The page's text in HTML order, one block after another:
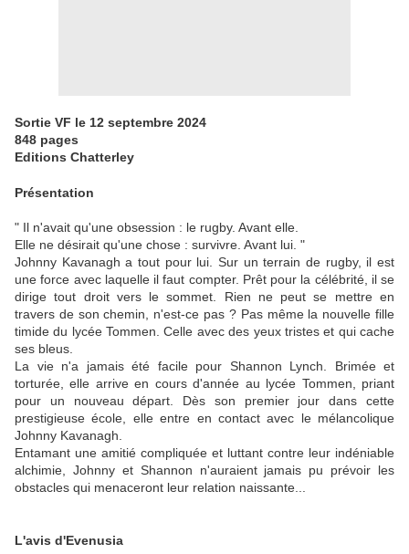
Sortie VF le 12 septembre 2024
848 pages
Editions Chatterley
Présentation
" Il n'avait qu'une obsession : le rugby. Avant elle.
Elle ne désirait qu'une chose : survivre. Avant lui. "
Johnny Kavanagh a tout pour lui. Sur un terrain de rugby, il est
une force avec laquelle il faut compter. Prêt pour la célébrité, il se
dirige tout droit vers le sommet. Rien ne peut se mettre en
travers de son chemin, n'est-ce pas ? Pas même la nouvelle fille
timide du lycée Tommen. Celle avec des yeux tristes et qui cache
ses bleus.
La vie n'a jamais été facile pour Shannon Lynch. Brimée et
torturée, elle arrive en cours d'année au lycée Tommen, priant
pour un nouveau départ. Dès son premier jour dans cette
prestigieuse école, elle entre en contact avec le mélancolique
Johnny Kavanagh.
Entamant une amitié compliquée et luttant contre leur indéniable
alchimie, Johnny et Shannon n'auraient jamais pu prévoir les
obstacles qui menaceront leur relation naissante...
L'avis d'Evenusia